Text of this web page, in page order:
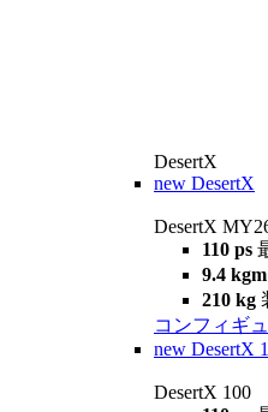
DesertX
new DesertX
DesertX
110 ps
9.4 kgm
210 kg
コンフィギ
new DesertX
DesertX 100